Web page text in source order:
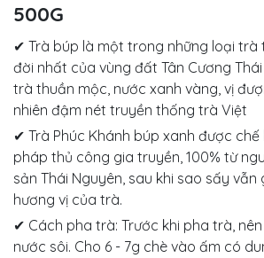
500G
✔ Trà búp là một trong những loại trà
đời nhất của vùng đất Tân Cương
trà thuần mộc, nước xanh vàng, vị
nhiên đậm nét truyền thống trà Việt
✔ Trà Phúc Khánh búp xanh được
pháp thủ công gia truyền, 100% từ
sản Thái Nguyên, sau khi sao sấy vẫn
hương vị của trà.
✔ Cách pha trà: Trước khi pha trà,
nước sôi. Cho 6 - 7g chè vào ấm có